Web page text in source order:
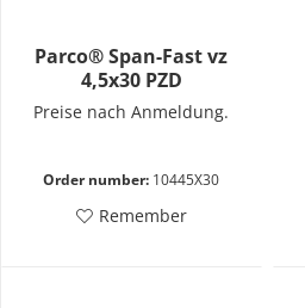
Parco® Span-Fast vz
4,5x30 PZD
Preise nach Anmeldung.
Order number: 10445X30
Remember